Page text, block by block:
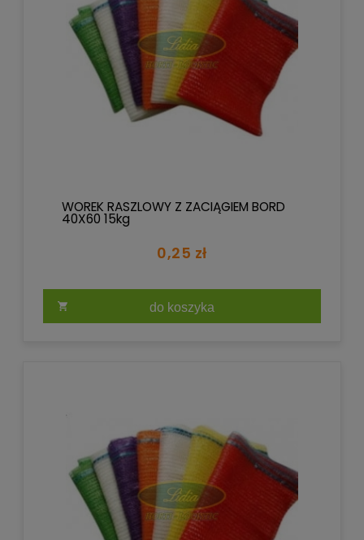
WOREK RASZLOWY Z ZACIĄGIEM BORD
40X60 15kg
0,25 zł
do koszyka